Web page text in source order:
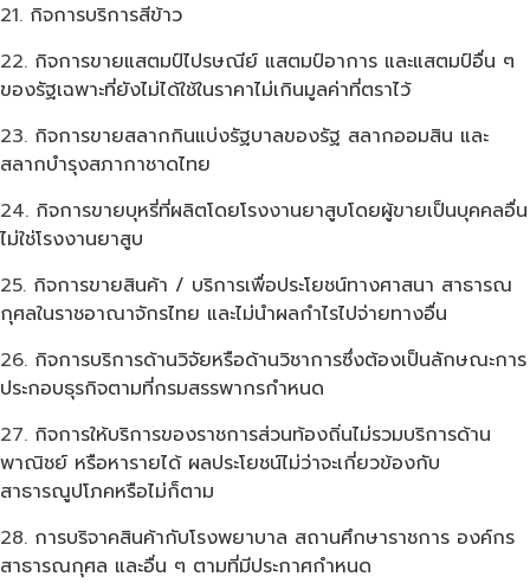
กิจการบริการสีข้าว
กิจการขายแสตมป์ไปรษณีย์ แสตมป์อาการ และแสตมป์อื่น ๆ
ของรัฐเฉพาะที่ยังไม่ได้ใช้ในราคาไม่เกินมูลค่าที่ตราไว้
กิจการขายสลากกินแบ่งรัฐบาลของรัฐ สลากออมสิน และ
สลากบำรุงสภากาชาดไทย
กิจการขายบุหรี่ที่ผลิตโดยโรงงานยาสูบโดยผู้ขายเป็นบุคคลอื่น
ไม่ใช่โรงงานยาสูบ
กิจการขายสินค้า / บริการเพื่อประโยชน์ทางศาสนา สาธารณ
กุศลในราชอาณาจักรไทย และไม่นำผลกำไรไปจ่ายทางอื่น
กิจการบริการด้านวิจัยหรือด้านวิชาการซึ่งต้องเป็นลักษณะการ
ประกอบธุรกิจตามที่กรมสรรพากรกำหนด
กิจการให้บริการของราชการส่วนท้องถิ่นไม่รวมบริการด้าน
พาณิชย์ หรือหารายได้ ผลประโยชน์ไม่ว่าจะเกี่ยวข้องกับ
สาธารณูปโภคหรือไม่ก็ตาม
การบริจาคสินค้ากับโรงพยาบาล สถานศึกษาราชการ องค์กร
สาธารณกุศล และอื่น ๆ ตามที่มีประกาศกำหนด